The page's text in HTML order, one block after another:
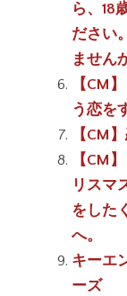
ら、18
ださい
ません
【CM
う恋を
【CM
【CM
リスマ
をした
へ。
キーエ
ーズ